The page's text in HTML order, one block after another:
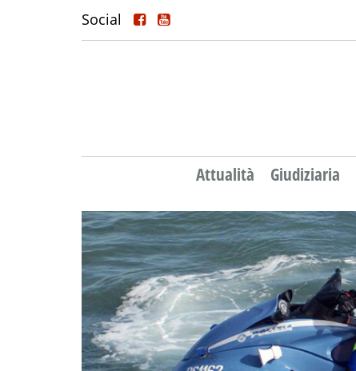
Social
Attualità Giudiziaria